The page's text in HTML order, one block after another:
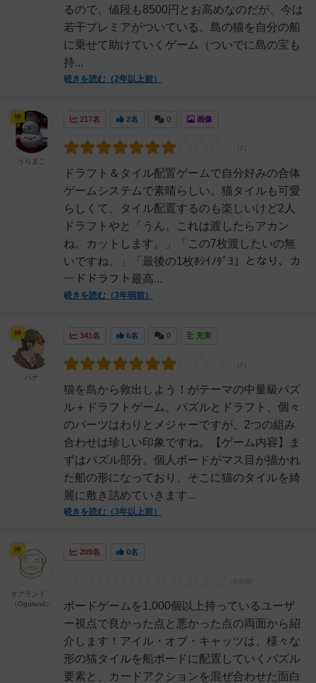
るので、値段も8500円とお高めなのだが、今は
若干プレミアがついている。島の猫を自分の船
に乗せて助けていくゲーム（ついでに島の宝も
持...
続きを読む（2年以上前）
217名 2名 0 画像
ドラフト＆タイル配置ゲームで自分好みの合体
ゲームシステムで素晴らしい。猫タイルも可愛
らしくて、タイル配置するのも楽しいけど2人
ドラフトやと「うん。これは渡したらアカン
ね。カットします。」「この7枚渡したいの無
いですね。」「最後の1枚ﾎｼｲﾉﾀﾞﾖ」となり、カ
ードドラフト最高...
続きを読む（3年弱前）
神
うらまこ
341名 6名 0 充実
猫を島から救出しよう！がテーマの中量級パズ
ル＋ドラフトゲーム。パズルとドラフト、個々
のパーツはわりとメジャーですが、2つの組み
合わせは珍しい印象ですね。【ゲーム内容】ま
ずはパズル部分。個人ボードがマス目が描かれ
た船の形になっており、そこに猫のタイルを綺
麗に敷き詰めていきます...
続きを読む（3年以上前）
神
ハナ
209名 0名
ボードゲームを1,000個以上持っているユーザ
ー視点で良かった点と悪かった点の両面から紹
介します！アイル・オブ・キャッツは、様々な
形の猫タイルを船ボードに配置していくパズル
要素と、カードアクションを混ぜ合わせた面白
神
オグランド
（Oguland）